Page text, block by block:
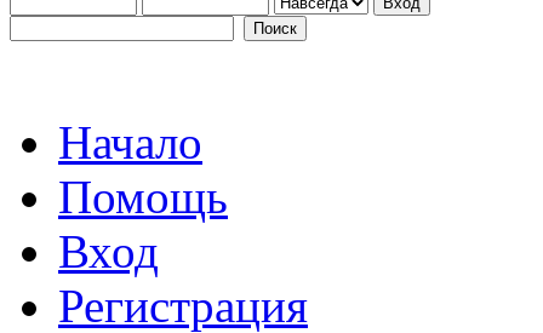
Начало
Помощь
Вход
Регистрация